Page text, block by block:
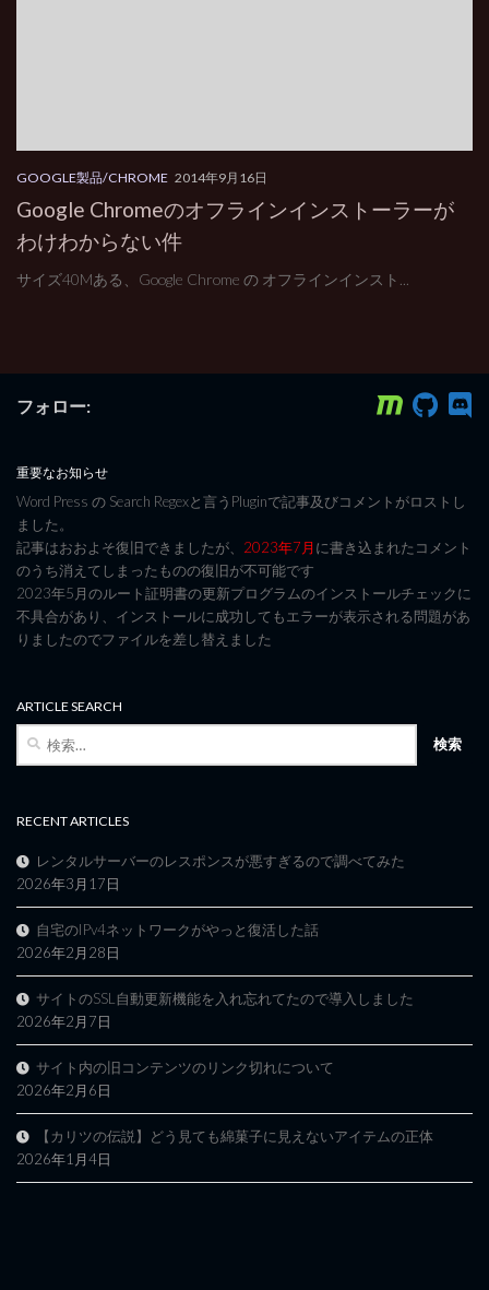
GOOGLE製品/CHROME 2014年9月16日
Google Chromeのオフラインインストーラーが
わけわからない件
サイズ40Mある、Google Chrome の オフラインインスト...
フォロー:
重要なお知らせ
Word Press の Search Regexと言うPluginで記事及びコメントがロストし
ました。
記事はおおよそ復旧できましたが、 2023年7月に書き込まれたコメント
のうち消えてしまったものの復旧が不可能です
2023年5月のルート証明書の更新プログラムのインストールチェックに
不具合があり、インストールに成功してもエラーが表示される問題があ
りましたのでファイルを差し替えました
ARTICLE SEARCH
RECENT ARTICLES
レンタルサーバーのレスポンスが悪すぎるので調べてみた
2026年3月17日
自宅のIPv4ネットワークがやっと復活した話
2026年2月28日
サイトのSSL自動更新機能を入れ忘れてたので導入しました
2026年2月7日
サイト内の旧コンテンツのリンク切れについて
2026年2月6日
【カリツの伝説】どう見ても綿菓子に見えないアイテムの正体
2026年1月4日